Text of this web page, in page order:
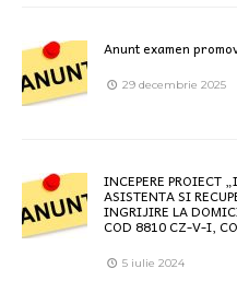
Anunt examen
29 decembrie 2025
INCEPERE PROIECT
ASISTENTA SI
INGRIJIRE LA
COD 8810 CZ-V-I,
5 iulie 2024